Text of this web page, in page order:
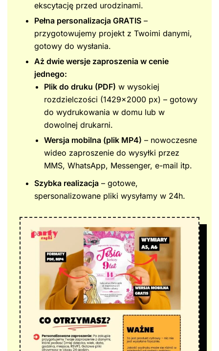
ekscytację przed urodzinami.
Pełna personalizacja GRATIS –
przygotowujemy projekt z Twoimi danymi,
gotowy do wysłania.
Aż dwie wersje zaproszenia w cenie
jednego:
Plik do druku (PDF) w wysokiej
rozdzielczości (1429×2000 px) – gotowy
do wydrukowania w domu lub w
dowolnej drukarni.
Wersja mobilna (plik MP4) – nowoczesne
wideo zaproszenie do wysyłki przez
MMS, WhatsApp, Messenger, e-mail itp.
Szybka realizacja – gotowe,
spersonalizowane pliki wysyłamy w 24h.